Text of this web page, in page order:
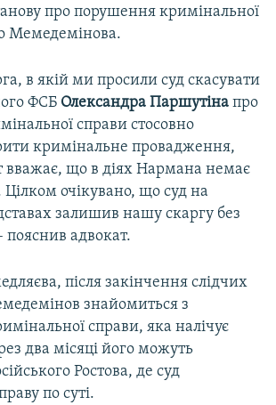
про порушення кримінальної
Мемедемінова.
в якій ми просили суд скасувати
ФСБ Олександра Паршутіна про
справи стосовно
кримінальне провадження,
вважає, що в діях Нармана немає
Цілком очікувано, що суд на
залишив нашу скаргу без
пояснив адвокат.
після закінчення слідчих
знайомиться з
справи, яка налічує
два місяці його можуть
Ростова, де суд
по суті.